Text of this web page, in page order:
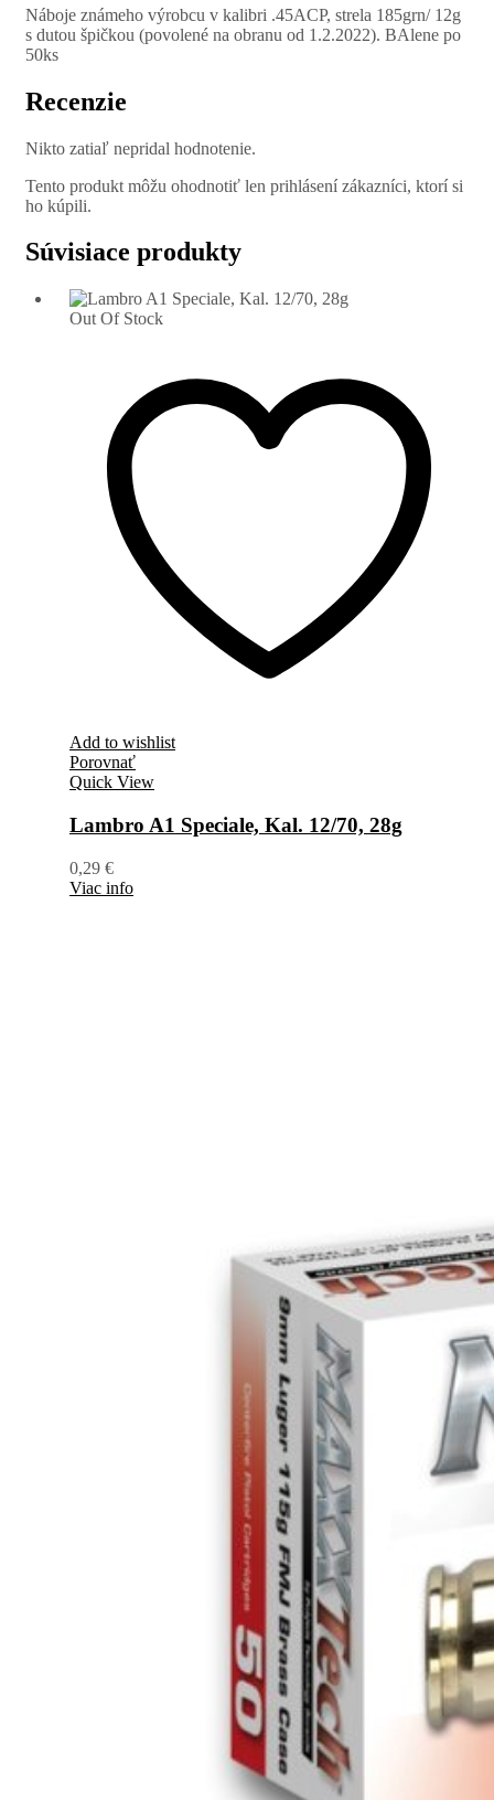
Náboje známeho výrobcu v kalibri .45ACP, strela 185grn/ 12g
s dutou špičkou (povolené na obranu od 1.2.2022). BAlene po
50ks
Recenzie
Nikto zatiaľ nepridal hodnotenie.
Tento produkt môžu ohodnotiť len prihlásení zákazníci, ktorí si
ho kúpili.
Súvisiace produkty
Out Of Stock
Add to wishlist
Porovnať
Quick View
Lambro A1 Speciale, Kal. 12/70, 28g
0,29 €
Viac info